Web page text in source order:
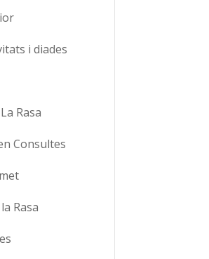
i diades
Rasa
Consultes
Rasa